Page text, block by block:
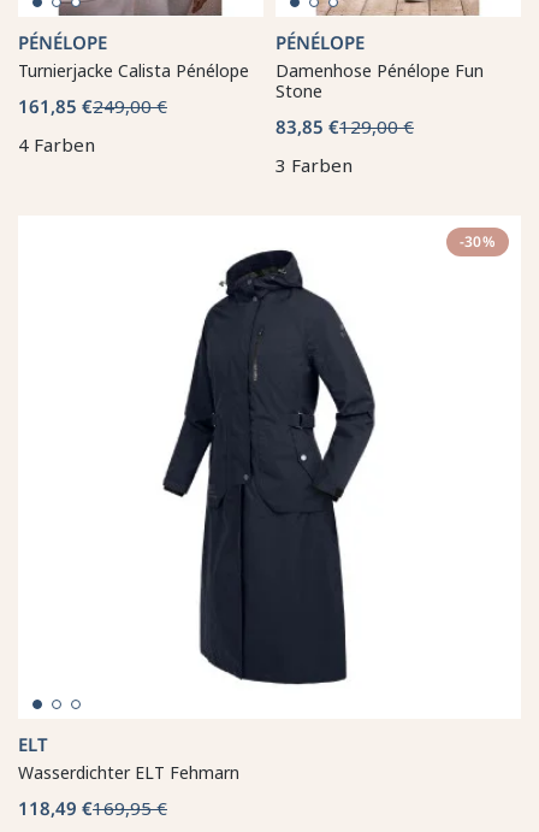
PÉNÉLOPE
Turnierjacke Calista Pénélope
161,85 €249,00 €
4 Farben
PÉNÉLOPE
Damenhose Pénélope Fun
Stone
83,85 €129,00 €
3 Farben
-30%
ELT
Wasserdichter ELT Fehmarn
118,49 €169,95 €